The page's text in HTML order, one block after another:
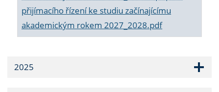
přijímacího řízení ke studiu začínajícímu
akademickým rokem 2027_2028.pdf
2025